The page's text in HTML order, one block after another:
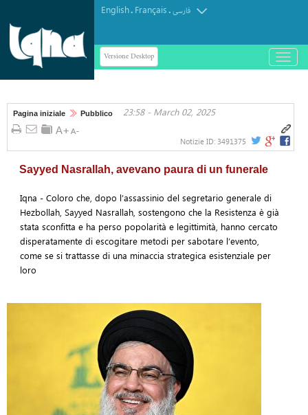
English. Français.فارسی
Versione Desktop
باز
و
کردن
Pagina iniziale Pubblico 23:58 - March 02, 2025
Notizie ID: 3491375
Sayyed Nasrallah, avevano paura di un funerale
Iqna - Coloro che, dopo l’assassinio del segretario generale di
Hezbollah, Sayyed Nasrallah, sostengono che la Resistenza è già
stata sconfitta e ha perso popolarità e legittimità, hanno cercato
disperatamente di escogitare metodi per sabotare l’evento,
come se si trattasse di una minaccia strategica esistenziale per
loro